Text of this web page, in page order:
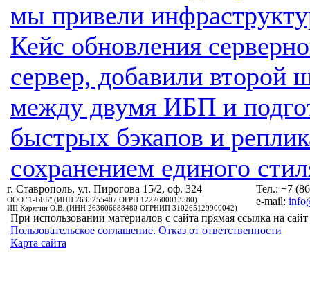
мы привели
Кейс обновления
сервер, добавили второй
между двумя ИБП и
быстрых бэкапов и
сохранением единого
г. Ставрополь, ул. Пирогова 15/2, оф. 324
ООО "1-ВЕБ" (ИНН 2635255407 ОГРН 1222600013580)
ИП Карягин О.В. (ИНН 263606688480 ОГРНИП 310265129900042)
Тел.: +7
e-mail:
При использовании материалов с сайта прямая ссылка на сайт
Пользовательское соглашение. Отказ от ответственности
Карта сайта